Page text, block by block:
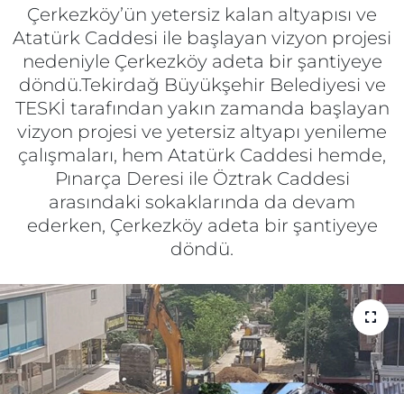
Çerkezköy’ün yetersiz kalan altyapısı ve
Atatürk Caddesi ile başlayan vizyon projesi
nedeniyle Çerkezköy adeta bir şantiyeye
döndü.Tekirdağ Büyükşehir Belediyesi ve
TESKİ tarafından yakın zamanda başlayan
vizyon projesi ve yetersiz altyapı yenileme
çalışmaları, hem Atatürk Caddesi hemde,
Pınarça Deresi ile Öztrak Caddesi
arasındaki sokaklarında da devam
ederken, Çerkezköy adeta bir şantiyeye
döndü.
Manşet
SAĞLIK
Spor
Gizlilik Sözleşmesi
İletişim
Topluluk Kuralları
Yayın İlkeleri
Tüm Manşetler
Son Dakika Haberleri
Haber Arşivi